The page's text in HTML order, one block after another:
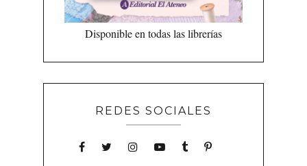
Disponible en todas las librerías
REDES SOCIALES